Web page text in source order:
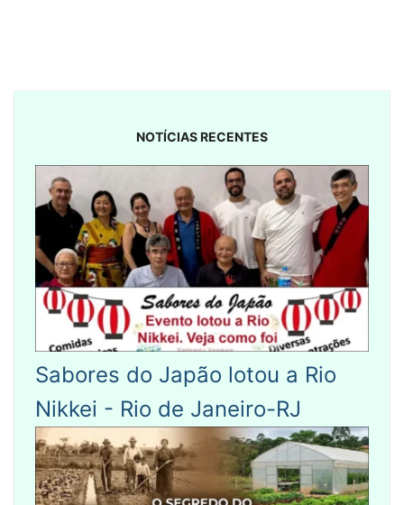
NOTÍCIAS RECENTES
Sabores do Japão lotou a Rio
Nikkei - Rio de Janeiro-RJ